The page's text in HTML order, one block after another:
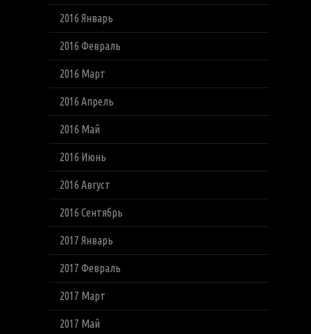
2016 Январь
2016 Февраль
2016 Март
2016 Апрель
2016 Май
2016 Июнь
2016 Август
2016 Сентябрь
2017 Январь
2017 Февраль
2017 Март
2017 Май